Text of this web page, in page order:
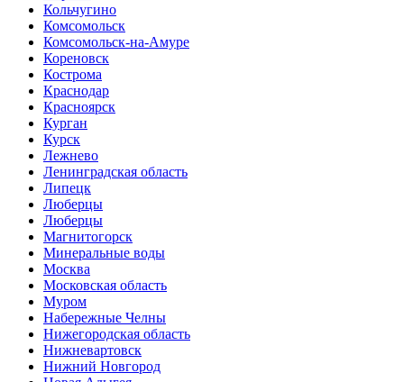
Кольчугино
Комсомольск
Комсомольск-на-Амуре
Кореновск
Кострома
Краснодар
Красноярск
Курган
Курск
Лежнево
Ленинградская область
Липецк
Люберцы
Люберцы
Магнитогорск
Минеральные воды
Москва
Московская область
Муром
Набережные Челны
Нижегородская область
Нижневартовск
Нижний Новгород